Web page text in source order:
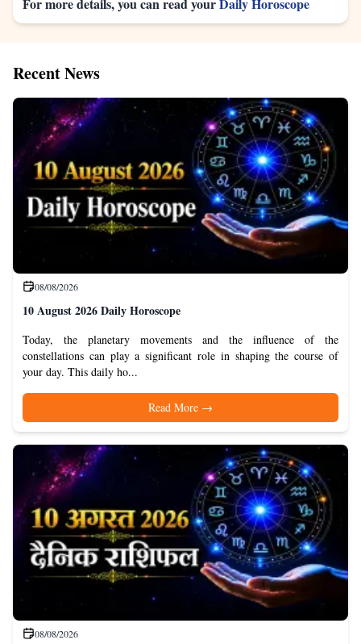
Recent News
08/08/2026
10 August 2026 Daily Horoscope
Today, the planetary movements and the influence of the
constellations can play a significant role in shaping the course of
your day. This daily ho...
Read More →
08/08/2026